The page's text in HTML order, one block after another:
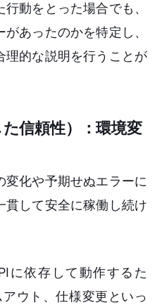
動をとった場合でも、
あったのかを特定し、
理的な説明を行うことが
信頼性）：環境変
変化や予期せぬエラーに
貫して安全に稼働し続け
に依存して動作するた
ウト、仕様変更といっ